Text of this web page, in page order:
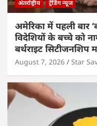
अंतर्राष्ट्रीय ट्रेंडिंग न्यूज
अमेरिका में पहली बार
विदेशियों के बच्चे को
बर्थराइट सिटीजनशिप
August 7, 2026 Star